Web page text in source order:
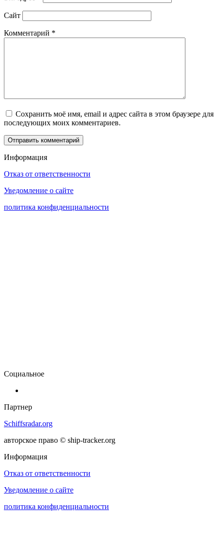
Сайт
Комментарий *
Сохранить моё имя, email и адрес сайта в этом браузере для
последующих моих комментариев.
Информация
Отказ от ответственности
Уведомление о сайте
политика конфиденциальности
Социальное
Партнер
Schiffsradar.org
авторское право © ship-tracker.org
Информация
Отказ от ответственности
Уведомление о сайте
политика конфиденциальности